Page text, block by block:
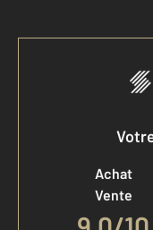
Achat
Vente